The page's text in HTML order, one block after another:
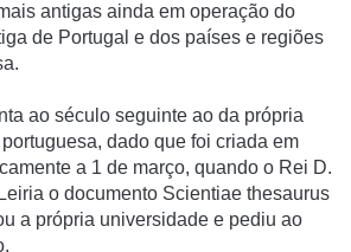
antigas ainda em operação do
de Portugal e dos paí­ses e regiões
ao século seguinte ao da própria
dado que foi criada em
a 1 de março, quando o Rei D.
o documento Scientiae thesaurus
a própria universidade e pediu ao